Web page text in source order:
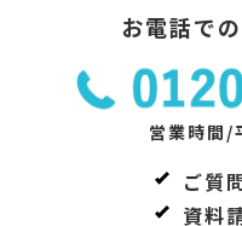
お電話で
営業時間
ご質
資料